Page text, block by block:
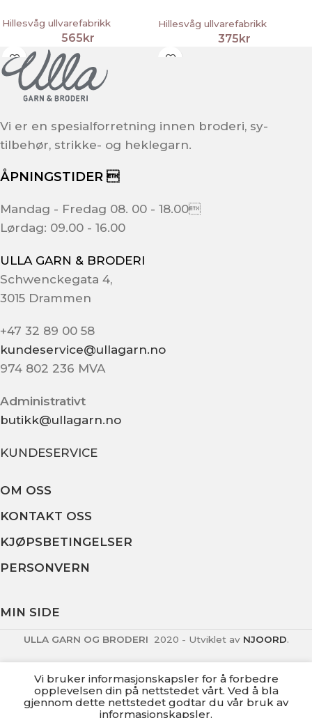
Hillesvåg ullvarefabrikk
565kr
Hillesvåg ullvarefabrikk
375kr
Vi er en spesialforretning innen broderi, sy-
tilbehør, strikke- og heklegarn.
ÅPNINGSTIDER 
Mandag - Fredag 08. 00 - 18.00
Lørdag: 09.00 - 16.00
ULLA GARN & BRODERI
Schwenckegata 4,
3015 Drammen
+47 32 89 00 58
kundeservice@ullagarn.no
974 802 236 MVA
Administrativt
butikk@ullagarn.no
KUNDESERVICE
OM OSS
KONTAKT OSS
KJØPSBETINGELSER
PERSONVERN
MIN SIDE
ULLA GARN OG BRODERI 2020 - Utviklet av NJOORD.
Vi bruker informasjonskapsler for å forbedre
opplevelsen din på nettstedet vårt. Ved å bla
gjennom dette nettstedet godtar du vår bruk av
informasjonskapsler.